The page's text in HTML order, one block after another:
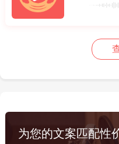
为您的文案匹配性